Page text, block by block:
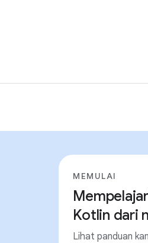
MEMULAI
Kotlin dari
Lihat panduan